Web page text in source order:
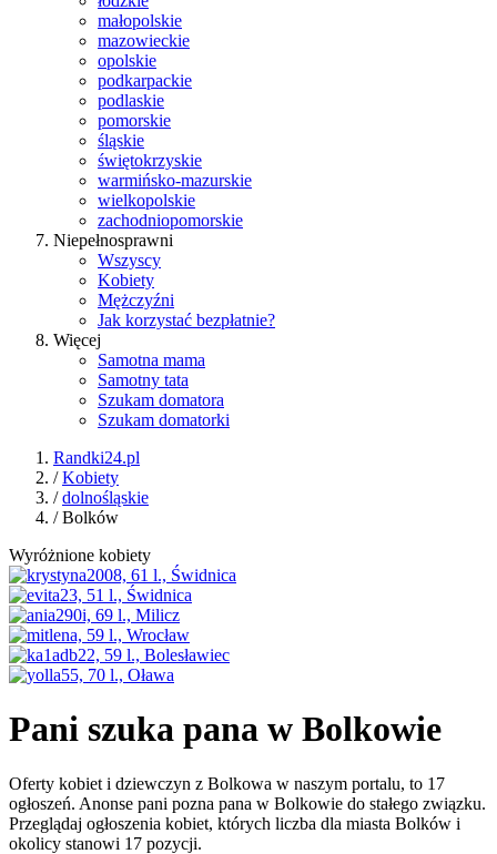
małopolskie
mazowieckie
opolskie
podkarpackie
podlaskie
pomorskie
śląskie
świętokrzyskie
warmińsko-mazurskie
wielkopolskie
zachodniopomorskie
Niepełnosprawni
Wszyscy
Kobiety
Mężczyźni
Jak korzystać bezpłatnie?
Więcej
Samotna mama
Samotny tata
Szukam domatora
Szukam domatorki
Randki24.pl
/Kobiety
/dolnośląskie
/ Bolków
Wyróżnione kobiety
Pani szuka pana w Bolkowie
Oferty kobiet i dziewczyn z Bolkowa w naszym portalu, to 17
ogłoszeń. Anonse pani pozna pana w Bolkowie do stałego związku.
Przeglądaj ogłoszenia kobiet, których liczba dla miasta Bolków i
okolicy stanowi 17 pozycji.